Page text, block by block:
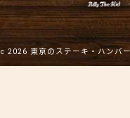
c 2026 東京のステーキ・ハンバ